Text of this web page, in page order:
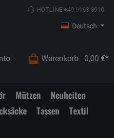
HOTLINE +49 9163 8910
Deutsch
Warenkorb 0,00 €*
Mützen
Neuheiten
Tassen
Textil